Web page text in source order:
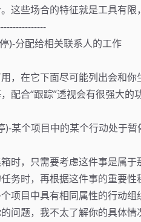
这些场合的特征就是工具有限
)-分配给相关联系人的工作
，在它下面尽可能列出会和
配合“跟踪”透视会有很强大的
)-某个项目中的某个行动处于暂
时，只需要考虑这件事是属
务时，再根据这件事的重要性
项目中具有相同属性的行动组
问题，我不太了解你的具体